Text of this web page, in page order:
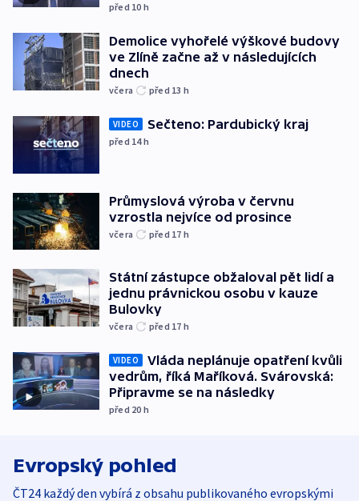
před 10 h
Demolice vyhořelé výškové budovy
ve Zlíně začne až v následujících
dnech
včera před 13 h
VIDEO Sečteno: Pardubický kraj
před 14h
Průmyslová výroba v červnu
vzrostla nejvíce od prosince
včera před 17 h
Státní zástupce obžaloval pět lidí a
jednu právnickou osobu v kauze
Bulovky
včera před 17 h
VIDEO
Vláda neplánuje opatření kvůli
vedrům, říká Maříková. Svárovská:
Připravme se na následky
před 20 h
Evropský pohled
ČT24 každý den vybírá z obsahu publikovaného evropskými